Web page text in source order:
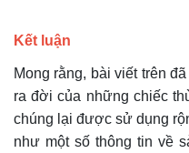
Kết luận
Mong rằng, bài viết trên
ra đời của những chiếc
chúng lại được sử dụng
như một số thông tin về